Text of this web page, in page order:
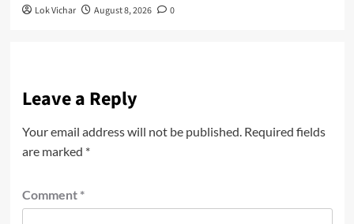
Lok Vichar August 8, 2026 0
Leave a Reply
Your email address will not be published. Required fields
are marked *
Comment *